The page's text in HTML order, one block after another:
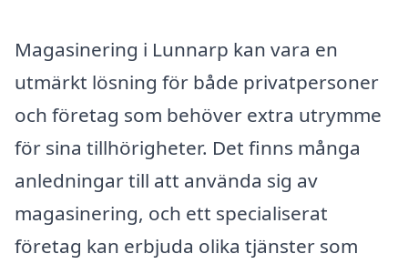
Magasinering i Lunnarp kan vara en
utmärkt lösning för både privatpersoner
och företag som behöver extra utrymme
för sina tillhörigheter. Det finns många
anledningar till att använda sig av
magasinering, och ett specialiserat
företag kan erbjuda olika tjänster som